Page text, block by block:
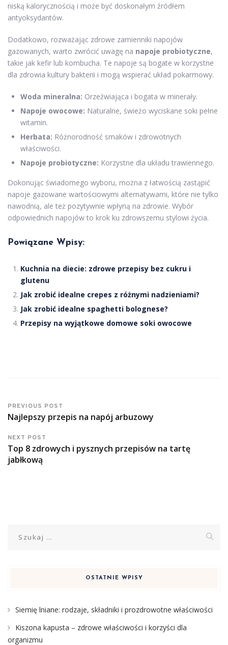
niską kalorycznością i może być doskonałym źródłem
antyoksydantów.
Dodatkowo, rozważając zdrowe zamienniki napojów
gazowanych, warto zwrócić uwagę na napoje probiotyczne,
takie jak kefir lub kombucha. Te napoje są bogate w korzystne
dla zdrowia kultury bakterii i mogą wspierać układ pokarmowy.
Woda mineralna: Orzeźwiająca i bogata w minerały.
Napoje owocowe: Naturalne, świeżo wyciskane soki pełne
witamin.
Herbata: Różnorodność smaków i zdrowotnych
właściwości.
Napoje probiotyczne: Korzystne dla układu trawiennego.
Dokonując świadomego wyboru, można z łatwością zastąpić
napoje gazowane wartościowymi alternatywami, które nie tylko
nawodnią, ale też pozytywnie wpłyną na zdrowie. Wybór
odpowiednich napojów to krok ku zdrowszemu stylowi życia.
Powiązane Wpisy:
Kuchnia na diecie: zdrowe przepisy bez cukru i
glutenu
Jak zrobić idealne crepes z różnymi nadzieniami?
Jak zrobić idealne spaghetti bolognese?
Przepisy na wyjątkowe domowe soki owocowe
PREVIOUS POST
Najlepszy przepis na napój arbuzowy
NEXT POST
Top 8 zdrowych i pysznych przepisów na tartę
jabłkową
OSTATNIE WPISY
Siemię lniane: rodzaje, składniki i prozdrowotne właściwości
Kiszona kapusta – zdrowe właściwości i korzyści dla
organizmu